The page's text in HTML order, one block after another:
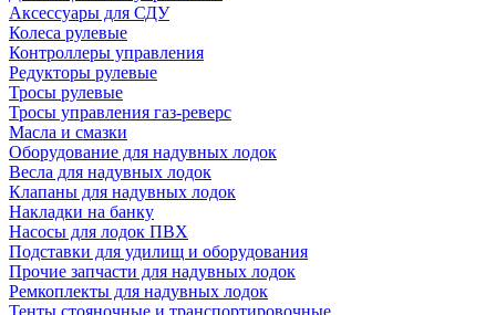
Аксессуары для СДУ
Колеса рулевые
Контроллеры управления
Редукторы рулевые
Тросы рулевые
Тросы управления газ-реверс
Масла и смазки
Оборудование для надувных лодок
Весла для надувных лодок
Клапаны для надувных лодок
Накладки на банку
Насосы для лодок ПВХ
Подставки для удилищ и оборудования
Прочие запчасти для надувных лодок
Ремкоплекты для надувных лодок
Тенты стояночные и транспортировочные